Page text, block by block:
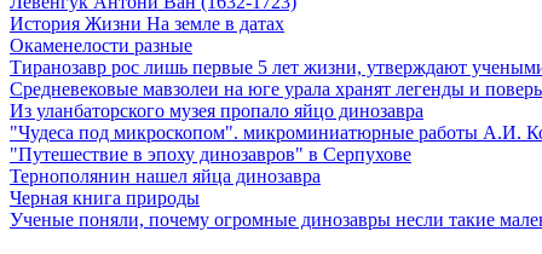
История Жизни На земле в датах
Окаменелости разные
Тиранозавр рос лишь первые 5 лет жизни, утверждают
Средневековые мавзолеи на юге урала хранят легенды и
Из уланбаторского музея пропало яйцо динозавра
"Чудеса под микроскопом". микроминиатюрные работы А.И.
"Путешествие в эпоху динозавров" в Серпухове
Тернополянин нашел яйца динозавра
Черная книга природы
Ученые поняли, почему огромные динозавры несли такие